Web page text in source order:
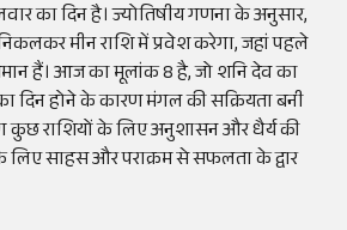
का दिन है। ज्योतिषीय गणना के अनुसार,
मीन राशि में प्रवेश करेगा, जहां पहले
हैं। आज का मूलांक 8 है, जो शनि देव का
दिन होने के कारण मंगल की सक्रियता बनी
कुछ राशियों के लिए अनुशासन और धैर्य की
लिए साहस और पराक्रम से सफलता के द्वार